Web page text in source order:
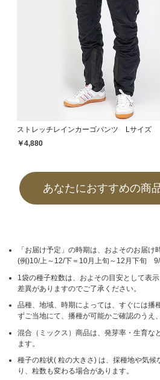
ストレッチレインカーゴパンツ Lサイズ
￥4,880
あなたにおすすめの商
「お届け予定」の時期は、およそのお届け
(例)10/上～12/下＝10月上旬～12月下旬
1袋の種子粒数は、およその目安として表
差異がありますのでご了承ください。
品種、地域、時期によっては、すぐには播
ずご当地にて、播種が可能かご確認のうえ
混合（ミックス）商品は、発芽率・生育な
ます。
種子の粒状( 粒の大きさ) は、採種地や気候
り、粒数も変わる場合があります。